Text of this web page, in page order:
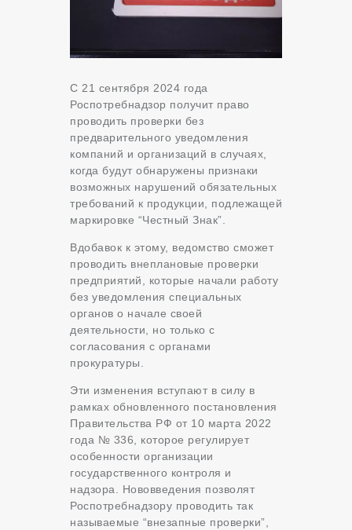
С 21 сентября 2024 года
Роспотребнадзор получит право
проводить проверки без
предварительного уведомления
компаний и организаций в случаях,
когда будут обнаружены признаки
возможных нарушений обязательных
требований к продукции, подлежащей
маркировке “Честный Знак”.
Вдобавок к этому, ведомство сможет
проводить внеплановые проверки
предприятий, которые начали работу
без уведомления специальных
органов о начале своей
деятельности, но только с
согласования с органами
прокуратуры.
Эти изменения вступают в силу в
рамках обновленного постановления
Правительства РФ от 10 марта 2022
года № 336, которое регулирует
особенности организации
государственного контроля и
надзора. Нововведения позволят
Роспотребнадзору проводить так
называемые “внезапные проверки”,